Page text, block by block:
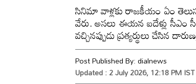
సినిమా వాళ్లకు రాజకీయం ఏం
వేరు. అసలు ఈయన ఐదేళ్లు
వచ్చినప్పుడు ప్రత్యర్థులు చేసిన
Post Published By:dialnews
Updated : 2 July 2026, 12:18 PM IST